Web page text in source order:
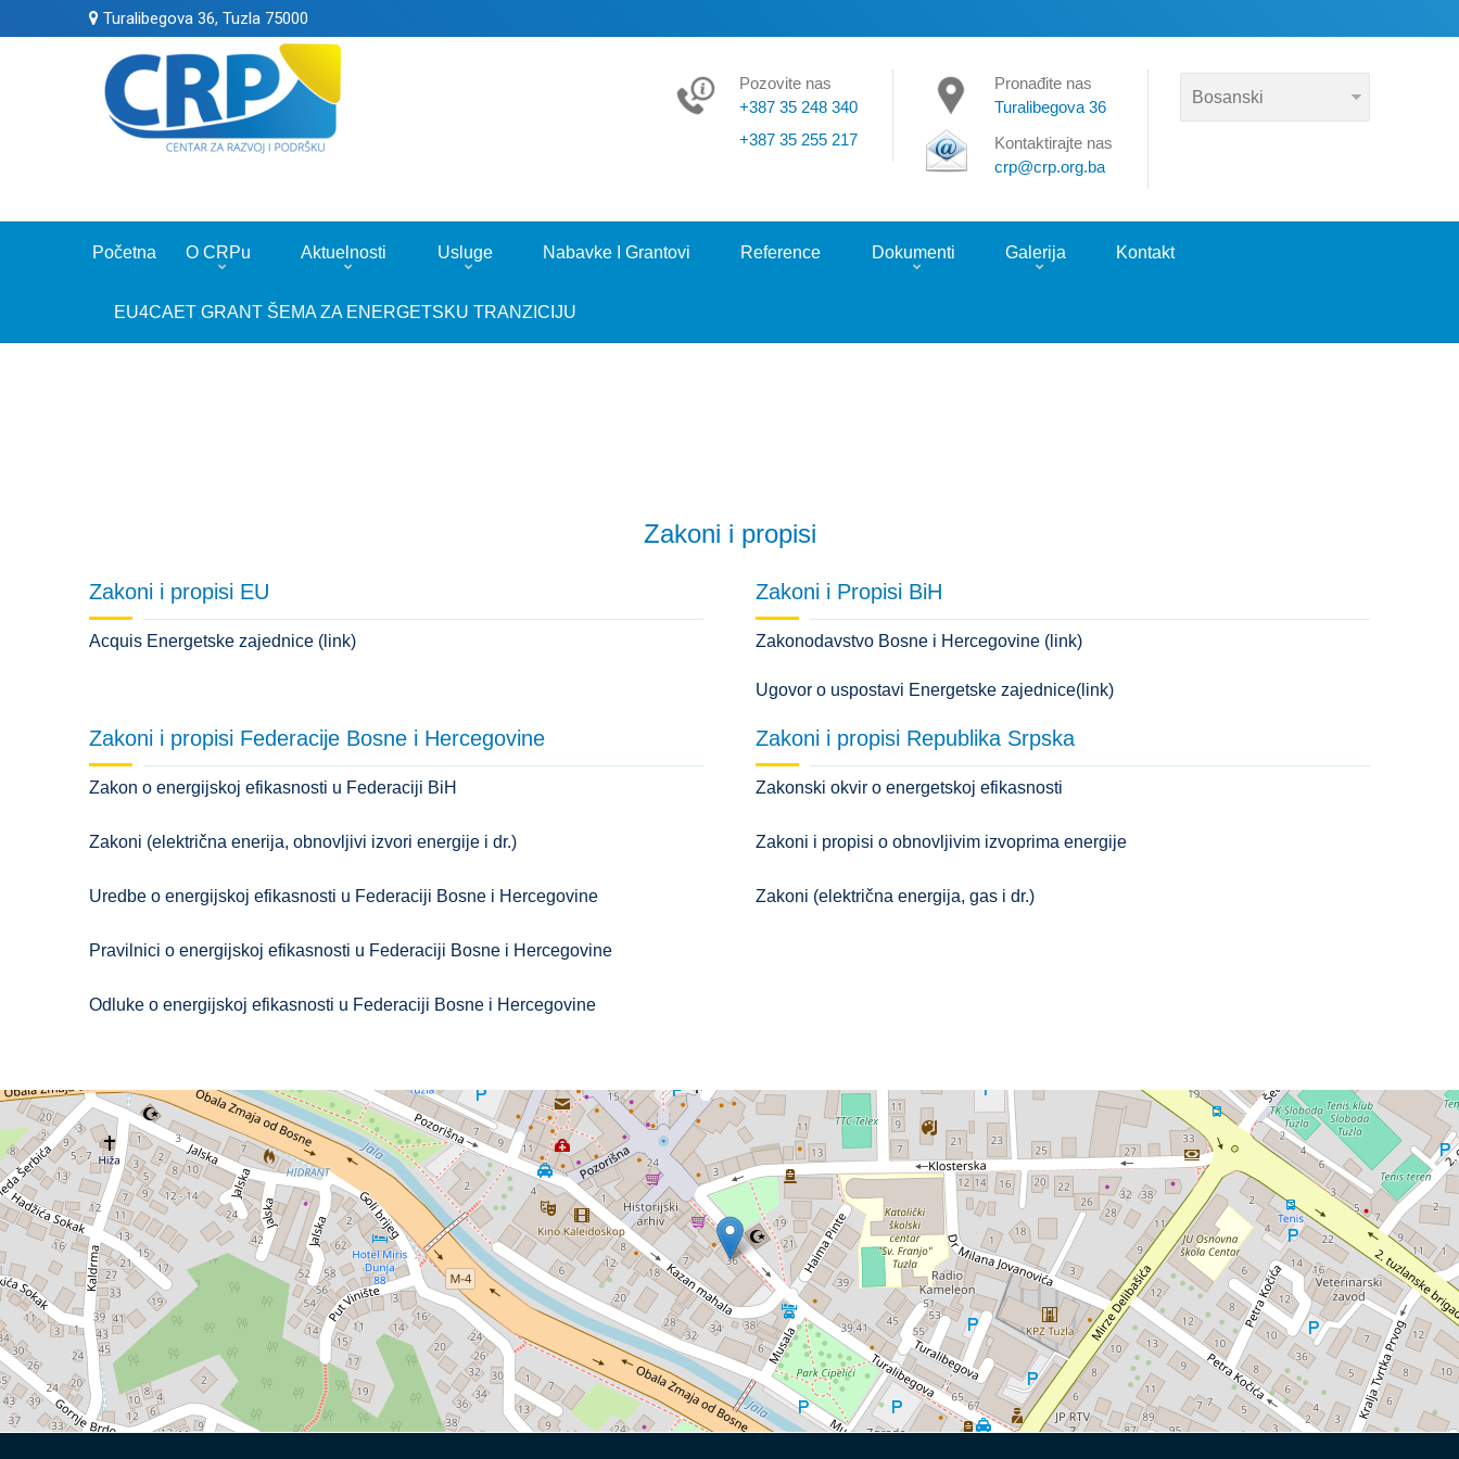
Turalibegova 36, Tuzla 75000
Pozovite nas
+387 35 248 340
+387 35 255 217
Pronađite nas
Turalibegova 36
Kontaktirajte nas
crp@crp.org.ba
Početna O CRPu Aktuelnosti Usluge Nabavke I Grantovi Reference Dokumenti Galerija Kontakt
EU4CAET GRANT ŠEMA ZA ENERGETSKU TRANZICIJU
Zakoni i propisi
Zakoni i propisi EU
Acquis Energetske zajednice (link)
Zakoni i Propisi BiH
Zakonodavstvo Bosne i Hercegovine (link)
Ugovor o uspostavi Energetske zajednice(link)
Zakoni i propisi Federacije Bosne i Hercegovine
Zakon o energijskoj efikasnosti u Federaciji BiH
Zakoni (električna enerija, obnovljivi izvori energije i dr.)
Uredbe o energijskoj efikasnosti u Federaciji Bosne i Hercegovine
Pravilnici o energijskoj efikasnosti u Federaciji Bosne i Hercegovine
Odluke o energijskoj efikasnosti u Federaciji Bosne i Hercegovine
Zakoni i propisi Republika Srpska
Zakonski okvir o energetskoj efikasnosti
Zakoni i propisi o obnovljivim izvoprima energije
Zakoni (električna energija, gas i dr.)